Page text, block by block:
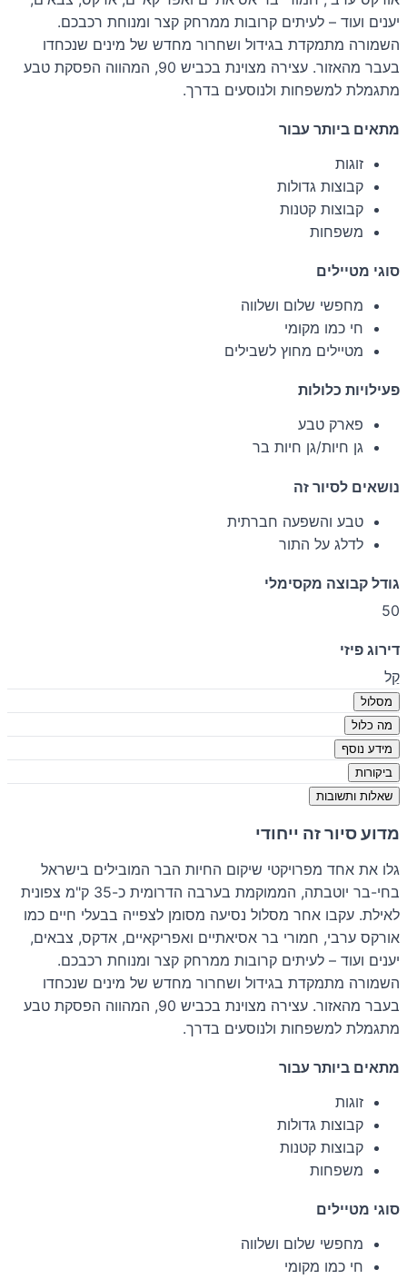
יענים ועוד – לעיתים קרובות ממרחק קצר ומנוחת רכבכם.
השמורה מתמקדת בגידול ושחרור מחדש של מינים שנכחדו
בעבר מהאזור. עצירה מצוינת בכביש 90, המהווה הפסקת טבע
מתגמלת למשפחות ולנוסעים בדרך.
מתאים ביותר עבור
זוגות
קבוצות גדולות
קבוצות קטנות
משפחות
סוגי מטיילים
מחפשי שלום ושלווה
חי כמו מקומי
מטיילים מחוץ לשבילים
פעילויות כלולות
פארק טבע
גן חיות/גן חיות בר
נושאים לסיור זה
טבע והשפעה חברתית
לדלג על התור
גודל קבוצה מקסימלי
50
דירוג פיזי
קַל
מסלול
מה כלול
מידע נוסף
ביקורות
שאלות ותשובות
מדוע סיור זה ייחודי
גלו את אחד מפרויקטי שיקום החיות הבר המובילים בישראל
בחי-בר יוטבתה, הממוקמת בערבה הדרומית כ-35 ק"מ צפונית
לאילת. עקבו אחר מסלול נסיעה מסומן לצפייה בבעלי חיים כמו
אורקס ערבי, חמורי בר אסיאתיים ואפריקאיים, אדקס, צבאים,
יענים ועוד – לעיתים קרובות ממרחק קצר ומנוחת רכבכם.
השמורה מתמקדת בגידול ושחרור מחדש של מינים שנכחדו
בעבר מהאזור. עצירה מצוינת בכביש 90, המהווה הפסקת טבע
מתגמלת למשפחות ולנוסעים בדרך.
מתאים ביותר עבור
זוגות
קבוצות גדולות
קבוצות קטנות
משפחות
סוגי מטיילים
מחפשי שלום ושלווה
חי כמו מקומי